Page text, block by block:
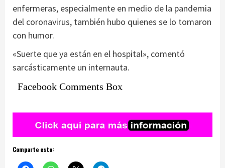
enfermeras, especialmente en medio de la pandemia
del coronavirus, también hubo quienes se lo tomaron
con humor.
«Suerte que ya están en el hospital», comentó
sarcásticamente un internauta.
Facebook Comments Box
Comparte esto: